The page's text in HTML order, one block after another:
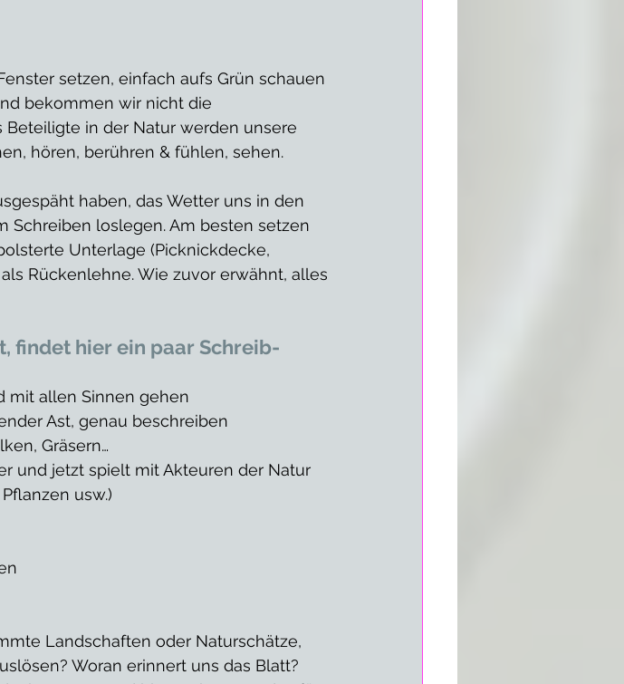
setzen, einfach aufs Grün schauen
bekommen wir nicht die
in der Natur werden unsere
hören, berühren & fühlen, sehen.
haben, das Wetter uns in den
Schreiben loslegen. Am besten setzen
Unterlage (Picknickdecke,
Rückenlehne. Wie zuvor erwähnt, alles
findet hier ein paar Schreib-
mit allen Sinnen gehen
Ast, genau beschreiben
Gräsern…
und jetzt spielt mit Akteuren der Natur
usw.)
Landschaften oder Naturschätze,
Woran erinnert uns das Blatt?